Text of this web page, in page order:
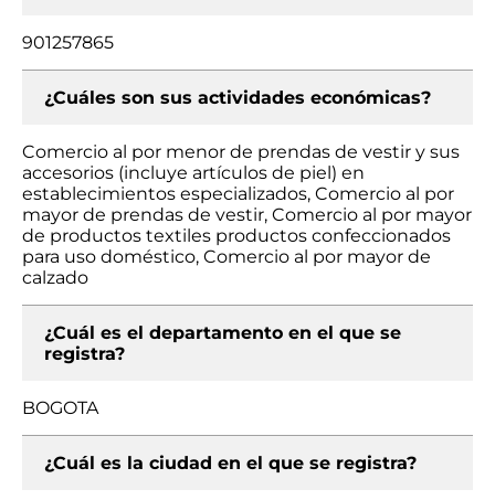
901257865
¿Cuáles son sus actividades económicas?
Comercio al por menor de prendas de vestir y sus
accesorios (incluye artículos de piel) en
establecimientos especializados, Comercio al por
mayor de prendas de vestir, Comercio al por mayor
de productos textiles productos confeccionados
para uso doméstico, Comercio al por mayor de
calzado
¿Cuál es el departamento en el que se
registra?
BOGOTA
¿Cuál es la ciudad en el que se registra?